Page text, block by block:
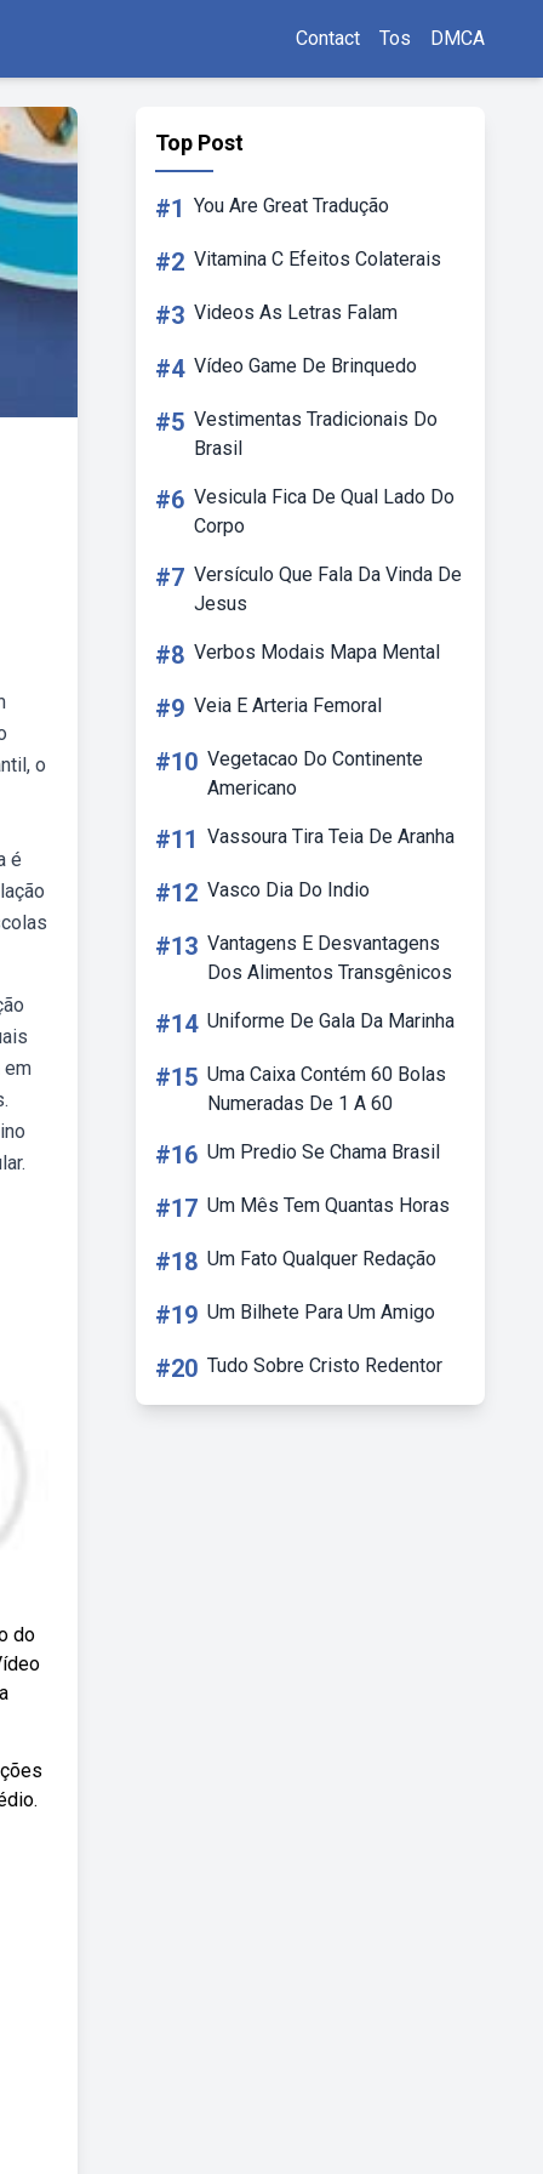
Contact Tos DMCA
o
é
em
do
Top Post
#1 You Are Great Tradução
#2 Vitamina C Efeitos Colaterais
#3 Videos As Letras Falam
#4 Vídeo Game De Brinquedo
#5 Vestimentas Tradicionais Do
Brasil
#6 Vesicula Fica De Qual Lado Do
Corpo
#7 Versículo Que Fala Da Vinda De
Jesus
#8 Verbos Modais Mapa Mental
#9 Veia E Arteria Femoral
#10 Vegetacao Do Continente
Americano
#11 Vassoura Tira Teia De Aranha
#12 Vasco Dia Do Indio
#13 Vantagens E Desvantagens
Dos Alimentos Transgênicos
#14 Uniforme De Gala Da Marinha
#15 Uma Caixa Contém 60 Bolas
Numeradas De 1 A 60
#16 Um Predio Se Chama Brasil
#17 Um Mês Tem Quantas Horas
#18 Um Fato Qualquer Redação
#19 Um Bilhete Para Um Amigo
#20 Tudo Sobre Cristo Redentor